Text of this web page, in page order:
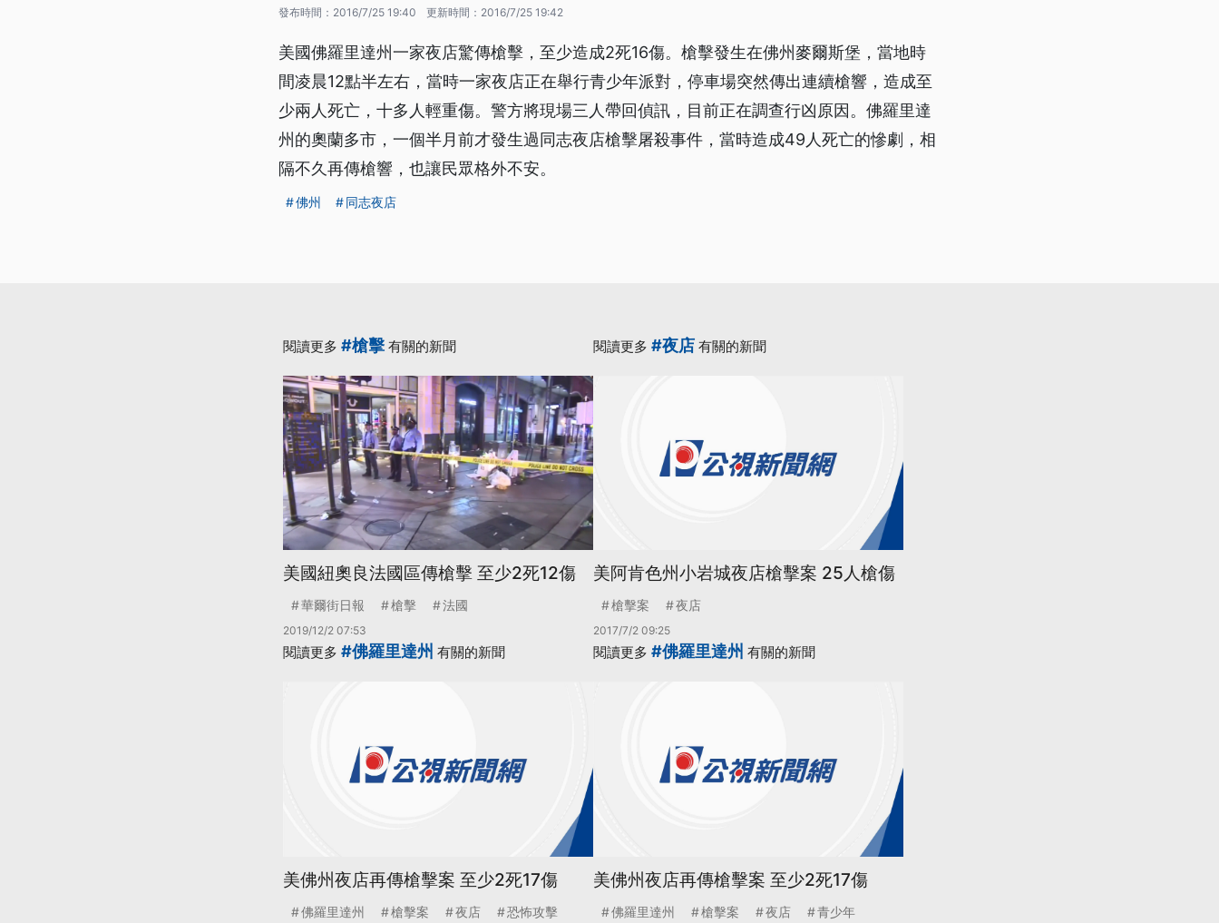
發布時間： 2016/7/25 19:40 更新時間： 2016/7/25 19:42
美國佛羅里達州一家夜店驚傳槍擊，至少造成2死16傷。槍擊發生在佛州麥爾斯堡，當地時
間凌晨12點半左右，當時一家夜店正在舉行青少年派對，停車場突然傳出連續槍響，造成至
少兩人死亡，十多人輕重傷。警方將現場三人帶回偵訊，目前正在調查行凶原因。佛羅里達
州的奧蘭多市，一個半月前才發生過同志夜店槍擊屠殺事件，當時造成49人死亡的慘劇，相
隔不久再傳槍響，也讓民眾格外不安。
佛州 同志夜店
閱讀更多 #槍擊 有關的新聞
美國紐奧良法國區傳槍擊 至少2死12傷
華爾街日報 槍擊 法國
2019/12/2 07:53
閱讀更多 #夜店 有關的新聞
美阿肯色州小岩城夜店槍擊案 25人槍傷
槍擊案 夜店
2017/7/2 09:25
閱讀更多 #佛羅里達州 有關的新聞
美佛州夜店再傳槍擊案 至少2死17傷
佛羅里達州 槍擊案 夜店 恐怖攻擊
閱讀更多 #佛羅里達州 有關的新聞
美佛州夜店再傳槍擊案 至少2死17傷
佛羅里達州 槍擊案 夜店 青少年